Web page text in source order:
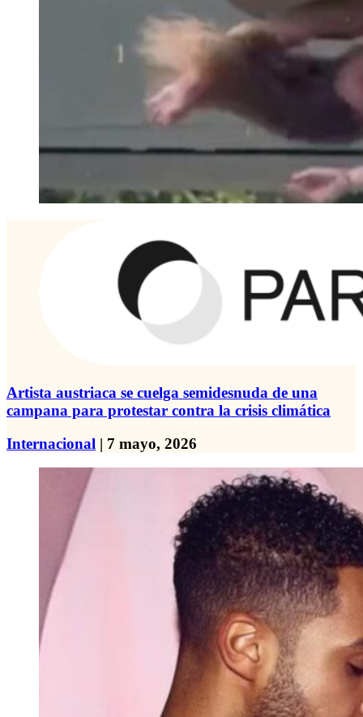
Artista austriaca se cuelga semidesnuda de una
campana para protestar contra la crisis climática
Internacional | 7 mayo, 2026